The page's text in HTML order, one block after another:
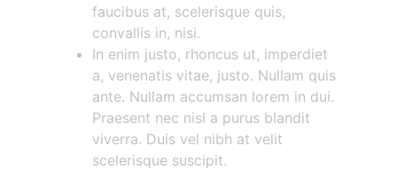
faucibus at, scelerisque quis,
convallis in, nisi.
In enim justo, rhoncus ut, imperdiet
a, venenatis vitae, justo. Nullam quis
ante. Nullam accumsan lorem in dui.
Praesent nec nisl a purus blandit
viverra. Duis vel nibh at velit
scelerisque suscipit.